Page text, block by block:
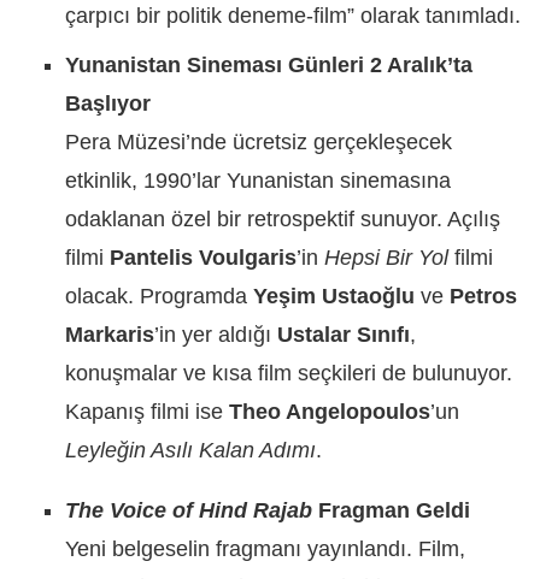
çarpıcı bir politik deneme-film” olarak tanımladı.
Yunanistan Sineması Günleri 2 Aralık’ta
Başlıyor
Pera Müzesi’nde ücretsiz gerçekleşecek
etkinlik, 1990’lar Yunanistan sinemasına
odaklanan özel bir retrospektif sunuyor. Açılış
filmi Pantelis Voulgaris’in Hepsi Bir Yolfilmi
olacak. Programda Yeşim Ustaoğlu ve Petros
Markaris’in yer aldığı Ustalar Sınıfı,
konuşmalar ve kısa film seçkileri de bulunuyor.
Kapanış filmi ise Theo Angelopoulos’un
Leyleğin Asılı Kalan Adımı.
The Voice of Hind RajabFragman Geldi
Yeni belgeselin fragmanı yayınlandı. Film,